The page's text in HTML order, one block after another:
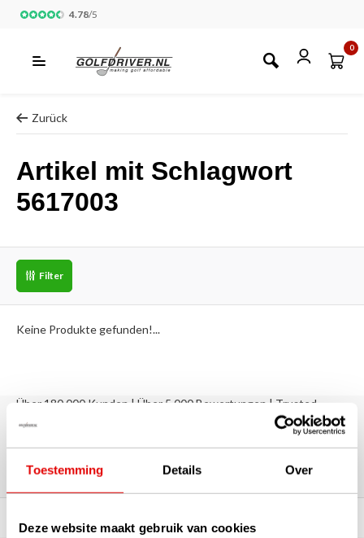
Toestemming Details Over
Deze website maakt gebruik van cookies
4.78/5
0
Zurück
Artikel mit Schlagwort
5617003
Filter
Keine Produkte gefunden!...
Über 180.000 Kunden | Über 5.000 Bewertungen | Trusted
Bewertungen: Das sagen unsere
Kunden